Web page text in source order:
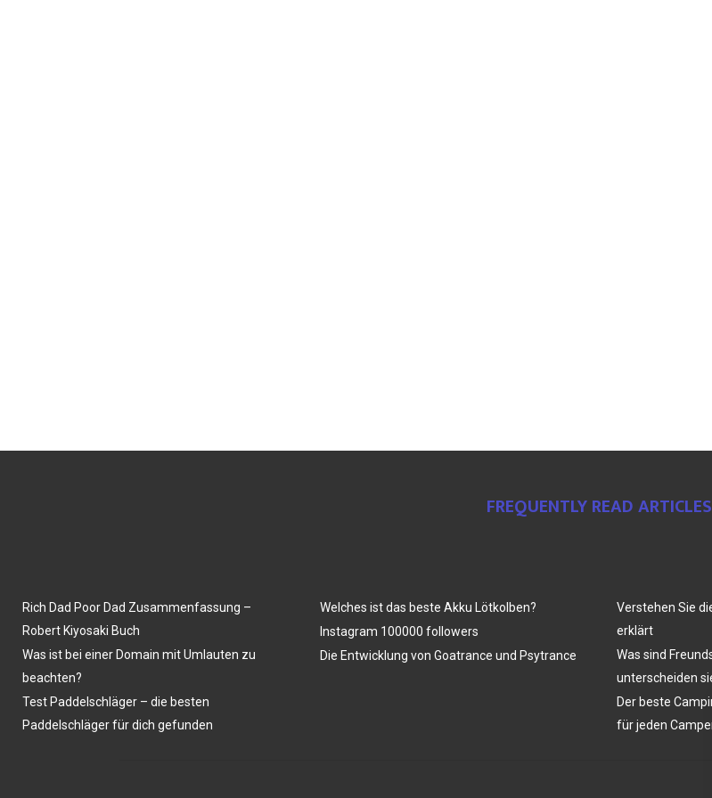
FREQUENTLY READ ARTICLES
Rich Dad Poor Dad Zusammenfassung –
Robert Kiyosaki Buch
Was ist bei einer Domain mit Umlauten zu
beachten?
Test Paddelschläger – die besten
Paddelschläger für dich gefunden
Welches ist das beste Akku Lötkolben?
Instagram 100000 followers
Die Entwicklung von Goatrance und Psytrance
Verstehen Sie
erklärt
Was sind
unterscheiden
Der beste
für jeden